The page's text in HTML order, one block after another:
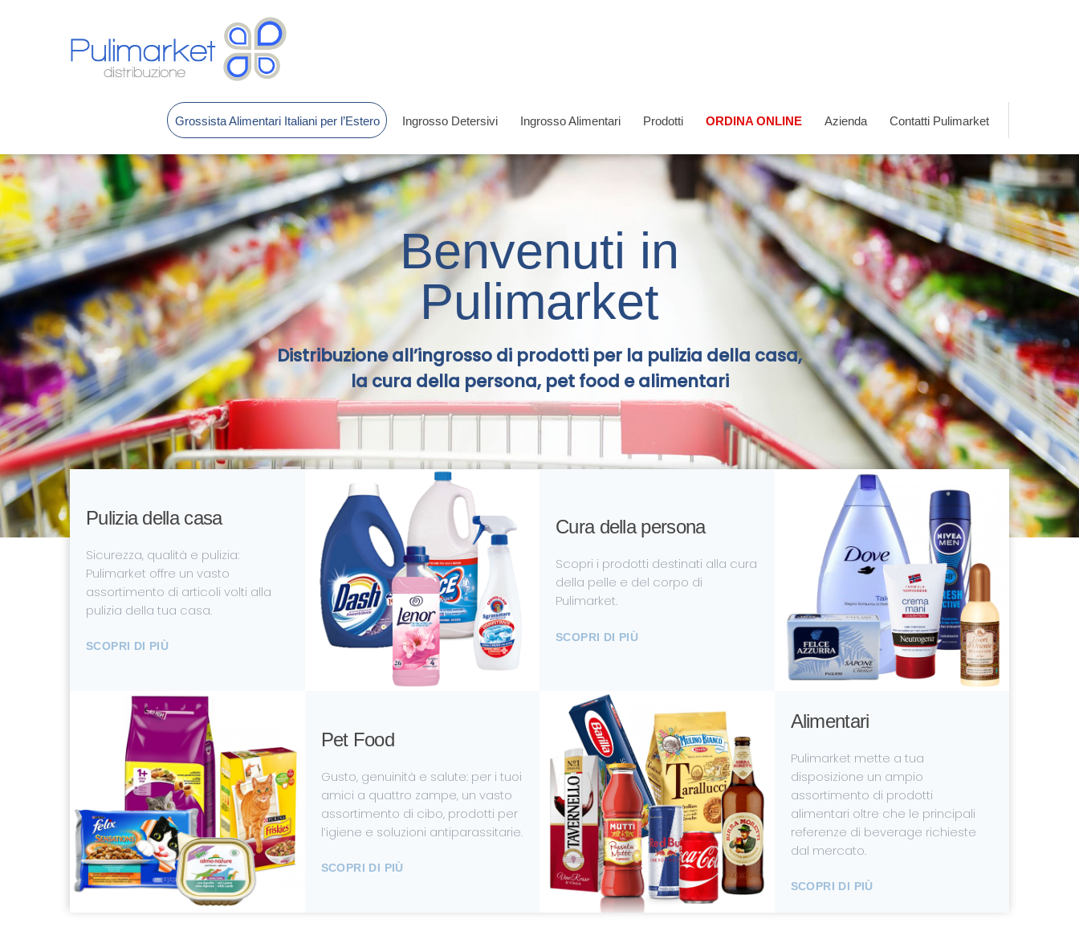
Grossista Alimentari Italiani per l’Estero Ingrosso Detersivi Ingrosso Alimentari Prodotti ORDINA ONLINE Azienda Contatti Pulimarket
Benvenuti in
Pulimarket
Distribuzione all’ingrosso di prodotti per la pulizia della casa,
la cura della persona, pet food e alimentari
Pulizia della casa
Sicurezza, qualità e pulizia:
Pulimarket offre un vasto
assortimento di articoli volti alla
pulizia della tua casa.
SCOPRI DI PIÙ
Cura della persona
Scopri i prodotti destinati alla cura
della pelle e del corpo di
Pulimarket.
SCOPRI DI PIÙ
Pet Food
Gusto, genuinità e salute: per i tuoi
amici a quattro zampe, un vasto
assortimento di cibo, prodotti per
l’igiene e soluzioni antiparassitarie.
SCOPRI DI PIÙ
Alimentari
Pulimarket mette a tua
disposizione un ampio
assortimento di prodotti
alimentari oltre che le principali
referenze di beverage richieste
dal mercato.
SCOPRI DI PIÙ